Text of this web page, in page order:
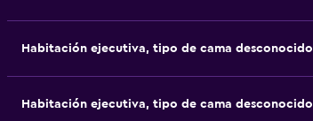
Habitación ejecutiva, tipo de cama desconocido
Habitación ejecutiva, tipo de cama desconocido